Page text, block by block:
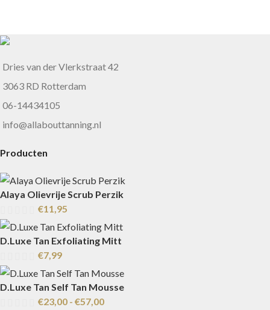
Dries van der Vlerkstraat 42
3063 RD Rotterdam
06-14434105
info@allabouttanning.nl
Producten
Alaya Olievrije Scrub Perzik
€11,95
D.Luxe Tan Exfoliating Mitt
€7,99
D.Luxe Tan Self Tan Mousse
€23,00 - €57,00